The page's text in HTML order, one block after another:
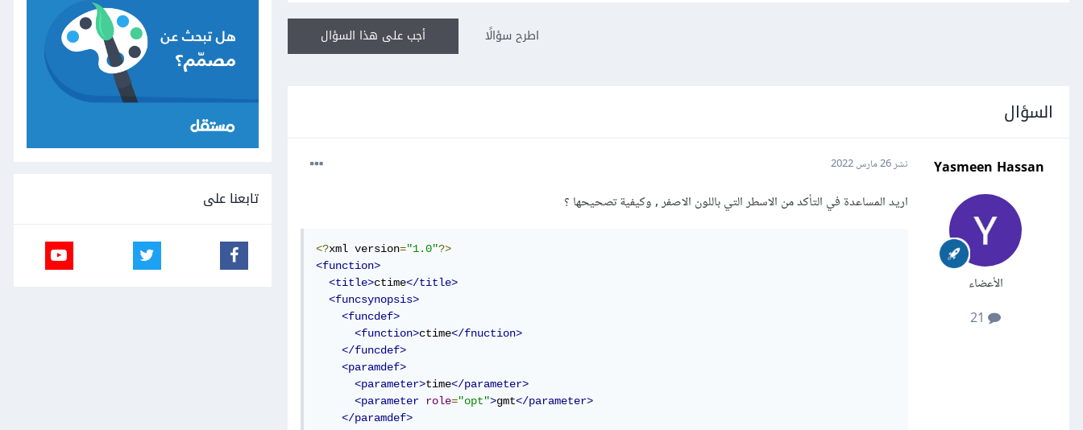
أجب على هذا السؤال اطرح سؤالًا
السؤال
Yasmeen Hassan
الأعضاء
نشر26 مارس 2022
اريد المساعدة في التأكد من الاسطر التي باللون الاصفر , وكيفية تصحيحها ؟
<?xml version="1.0"?>
<function>
<title>ctime</title>
<funcsynopsis>
<funcdef>
<function>ctime</fnuction>
</funcdef>
<paramdef>
<parameter>time</parameter>
<parameter role="opt">gmt</parameter>
</paramdef>
تابعنا على